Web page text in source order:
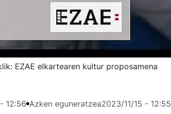
EZAE elkartearen kultur proposamena
12:56 Azken eguneratzea2023/11/15 - 12:55